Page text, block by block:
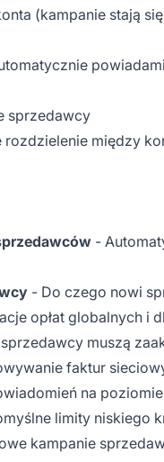
(kampanie stają
sprzedawcy
między
-
- Do czego nowi
opłat globalnych i
muszą
faktur
na
limity niskiego
kampanie